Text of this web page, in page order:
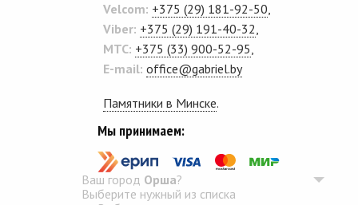
Velcom: +375 (29) 181-92-50,
Viber: +375 (29) 191-40-32,
MTC: +375 (33) 900-52-95,
E-mail: office@gabriel.by
Памятники в Минске.
Мы принимаем:
Ваш город Орша?
Выберите нужный из списка